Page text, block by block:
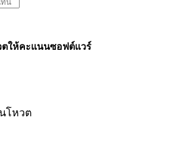
ตให้คะแนนซอฟต์แวร์
โหวต